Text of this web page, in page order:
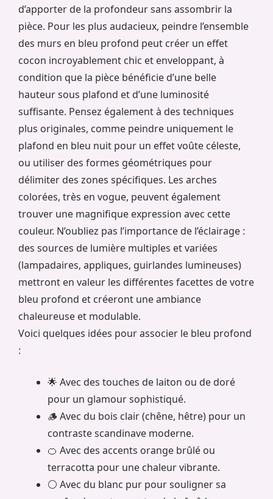
d’apporter de la profondeur sans assombrir la
pièce. Pour les plus audacieux, peindre l’ensemble
des murs en bleu profond peut créer un effet
cocon incroyablement chic et enveloppant, à
condition que la pièce bénéficie d’une belle
hauteur sous plafond et d’une luminosité
suffisante. Pensez également à des techniques
plus originales, comme peindre uniquement le
plafond en bleu nuit pour un effet voûte céleste,
ou utiliser des formes géométriques pour
délimiter des zones spécifiques. Les arches
colorées, très en vogue, peuvent également
trouver une magnifique expression avec cette
couleur. N’oubliez pas l’importance de l’éclairage :
des sources de lumière multiples et variées
(lampadaires, appliques, guirlandes lumineuses)
mettront en valeur les différentes facettes de votre
bleu profond et créeront une ambiance
chaleureuse et modulable.
Voici quelques idées pour associer le bleu profond
:
🌟 Avec des touches de laiton ou de doré
pour un glamour sophistiqué.
🪵 Avec du bois clair (chêne, hêtre) pour un
contraste scandinave moderne.
🍊 Avec des accents orange brûlé ou
terracotta pour une chaleur vibrante.
⚪ Avec du blanc pur pour souligner sa